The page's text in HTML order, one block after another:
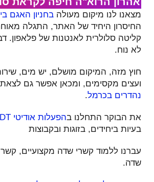
מצאנו לנו מיקום מעולה בחניון האגם
החיסרון היחיד של האתר, התגלה
קליטה סלולרית לאנטנות של פלאפון.
לא נוח.
חוץ מזה, המיקום מושלם, יש מים,
ועצים מקסימים, ומכאן אפשר גם
נהדרים בכרמל.
את הבוקר התחלנו בהפעלות אודיטי ODT
בעיות ביחידים, בזוגות ובקבוצות
עברנו ללמוד קשרי שדה מקצועיים,
שדה.